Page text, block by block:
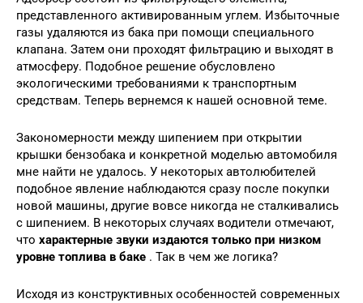
представленного активированным углем. Избыточные
газы удаляются из бака при помощи специального
клапана. Затем они проходят фильтрацию и выходят в
атмосферу. Подобное решение обусловлено
экологическими требованиями к транспортным
средствам. Теперь вернемся к нашей основной теме.
Закономерности между шипением при открытии
крышки бензобака и конкретной моделью автомобиля
мне найти не удалось. У некоторых автолюбителей
подобное явление наблюдаются сразу после покупки
новой машины, другие вовсе никогда не сталкивались
с шипением. В некоторых случаях водители отмечают,
что характерные звуки издаются только при низком
уровне топлива в баке . Так в чем же логика?
Исходя из конструктивных особенностей современных